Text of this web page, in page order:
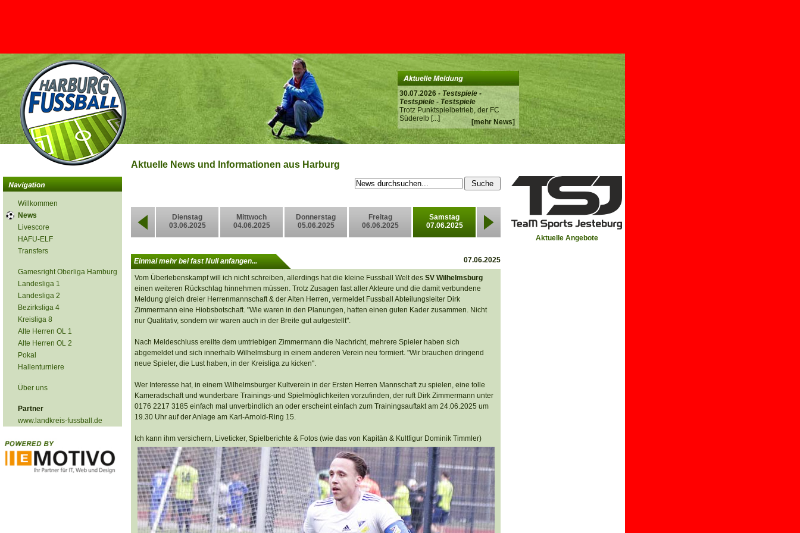
30.07.2026 - Testspiele -
Testspiele - Testspiele
Trotz Punktspielbetrieb, der FC
Süderelb [...] [mehr News]
Willkommen
News
Livescore
HAFU-ELF
Transfers
Gamesright Oberliga Hamburg
Landesliga 1
Landesliga 2
Bezirksliga 4
Kreisliga 8
Alte Herren OL 1
Alte Herren OL 2
Pokal
Hallenturniere
Über uns
Partner
www.landkreis-fussball.de
Aktuelle News und Informationen aus Harburg
Dienstag
03.06.2025
Mittwoch
04.06.2025
Donnerstag
05.06.2025
Freitag
06.06.2025
Samstag
07.06.2025
Einmal mehr bei fast Null anfangen... 07.06.2025
Vom Überlebenskampf will ich nicht schreiben, allerdings hat die kleine Fussball Welt des SV Wilhelmsburg
einen weiteren Rückschlag hinnehmen müssen. Trotz Zusagen fast aller Akteure und die damit verbundene
Meldung gleich dreier Herrenmannschaft & der Alten Herren, vermeldet Fussball Abteilungsleiter Dirk
Zimmermann eine Hiobsbotschaft. "Wie waren in den Planungen, hatten einen guten Kader zusammen. Nicht
nur Qualitativ, sondern wir waren auch in der Breite gut aufgestellt".
Nach Meldeschluss ereilte dem umtriebigen Zimmermann die Nachricht, mehrere Spieler haben sich
abgemeldet und sich innerhalb Wilhelmsburg in einem anderen Verein neu formiert. "Wir brauchen dringend
neue Spieler, die Lust haben, in der Kreisliga zu kicken".
Wer Interesse hat, in einem Wilhelmsburger Kultverein in der Ersten Herren Mannschaft zu spielen, eine tolle
Kameradschaft und wunderbare Trainings-und Spielmöglichkeiten vorzufinden, der ruft Dirk Zimmermann unter
0176 2217 3185 einfach mal unverbindlich an oder erscheint einfach zum Trainingsauftakt am 24.06.2025 um
19.30 Uhr auf der Anlage am Karl-Arnold-Ring 15.
Ich kann ihm versichern, Liveticker, Spielberichte & Fotos (wie das von Kapitän & Kultfigur Dominik Timmler)
Aktuelle Angebote